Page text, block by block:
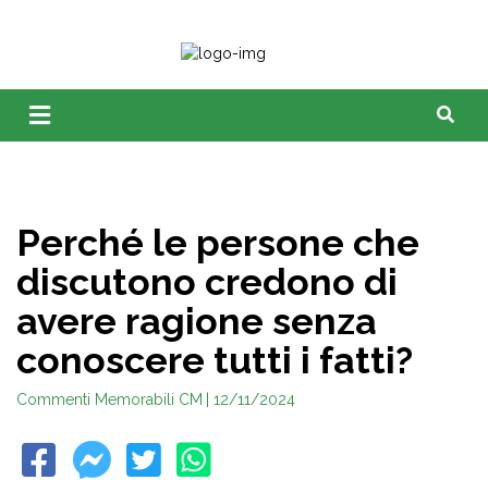
Perché le persone che
discutono credono di
avere ragione senza
conoscere tutti i fatti?
Commenti Memorabili CM | 12/11/2024